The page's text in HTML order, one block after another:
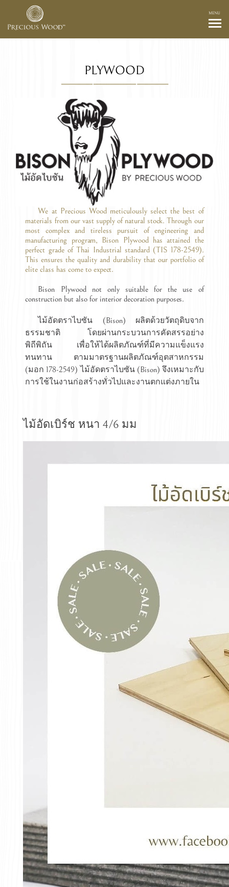
MENU
PLYWOOD
We at Precious Wood meticulously select the best of
materials from our vast supply of natural stock. Through our
most complex and tireless pursuit of engineering and
manufacturing program, Bison Plywood has attained the
perfect grade of Thai Industrial standard (TIS 178-2549).
This ensures the quality and durability that our portfolio of
elite class has come to expect.
Bison Plywood not only suitable for the use of
construction but also for interior decoration purposes.
ไม้อัดตราไบซัน (Bison) ผลิตด้วยวัตถุดิบจาก
ธรรมชาติ โดยผ่านกระบวนการคัดสรรอย่าง
พิถีพิถัน เพื่อให้ได้ผลิตภัณฑ์ที่มีความแข็งแรง
ทนทาน ตามมาตรฐานผลิตภัณฑ์อุตสาหกรรม
(มอก 178-2549) ไม้อัดตราไบซัน (Bison) จึงเหมาะกับ
การใช้ในงานก่อสร้างทั่วไปและงานตกแต่งภายใน
ไม้อัดเบิร์ช หนา 4/6 มม